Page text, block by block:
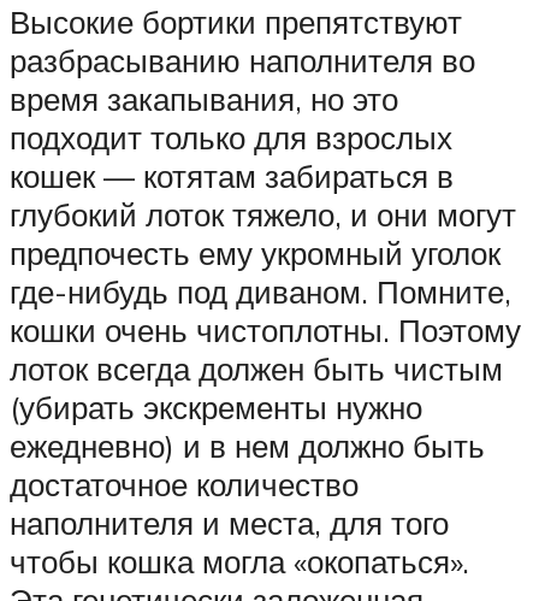
Высокие бортики препятствуют
разбрасыванию наполнителя во
время закапывания, но это
подходит только для взрослых
кошек — котятам забираться в
глубокий лоток тяжело, и они могут
предпочесть ему укромный уголок
где-нибудь под диваном. Помните,
кошки очень чистоплотны. Поэтому
лоток всегда должен быть чистым
(убирать экскременты нужно
ежедневно) и в нем должно быть
достаточное количество
наполнителя и места, для того
чтобы кошка могла «окопаться».